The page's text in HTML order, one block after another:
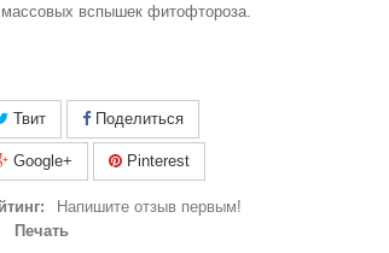
вспышек фитофтороза.
Твит Поделиться
Google+ Pinterest
Напишите отзыв первым!
Печать